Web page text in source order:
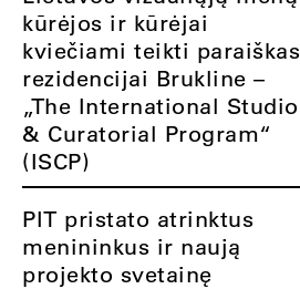
kūrėjos ir kūrėjai
kviečiami teikti paraiškas
rezidencijai Brukline –
„The International Studio
& Curatorial Program“
(ISCP)
PIT pristato atrinktus
menininkus ir naują
projekto svetainę